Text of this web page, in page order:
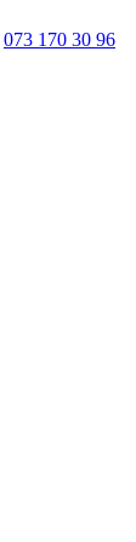
073 170 30 96